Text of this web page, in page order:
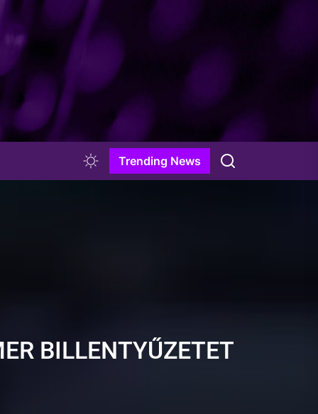
Trending News
BILLENTYŰZETET